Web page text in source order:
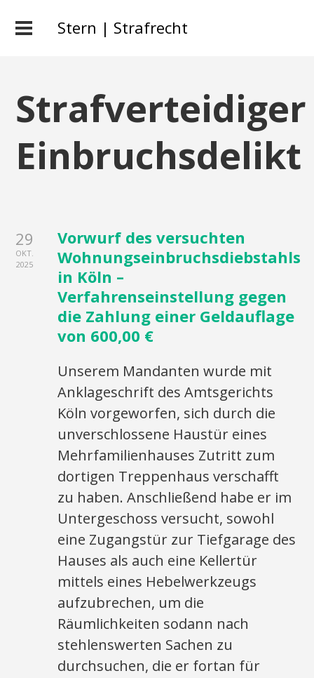
Stern | Strafrecht
Strafverteidiger
Einbruchsdelikt
29
OKT.
2025
Vorwurf des versuchten
Wohnungseinbruchsdiebstahls
in Köln –
Verfahrenseinstellung gegen
die Zahlung einer Geldauflage
von 600,00 €
Unserem Mandanten wurde mit
Anklageschrift des Amtsgerichts
Köln vorgeworfen, sich durch die
unverschlossene Haustür eines
Mehrfamilienhauses Zutritt zum
dortigen Treppenhaus verschafft
zu haben. Anschließend habe er im
Untergeschoss versucht, sowohl
eine Zugangstür zur Tiefgarage des
Hauses als auch eine Kellertür
mittels eines Hebelwerkzeugs
aufzubrechen, um die
Räumlichkeiten sodann nach
stehlenswerten Sachen zu
durchsuchen, die er fortan für